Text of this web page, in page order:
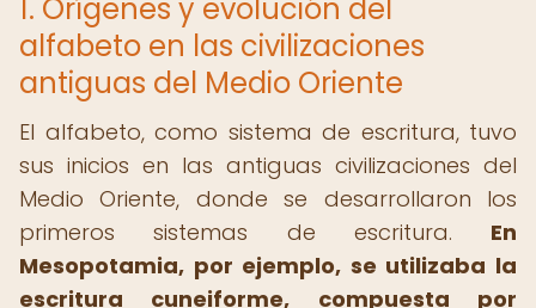
1. Orígenes y evolución del
alfabeto en las civilizaciones
antiguas del Medio Oriente
El alfabeto, como sistema de escritura, tuvo
sus inicios en las antiguas civilizaciones del
Medio Oriente, donde se desarrollaron los
primeros sistemas de escritura. En
Mesopotamia, por ejemplo, se utilizaba la
escritura cuneiforme, compuesta por